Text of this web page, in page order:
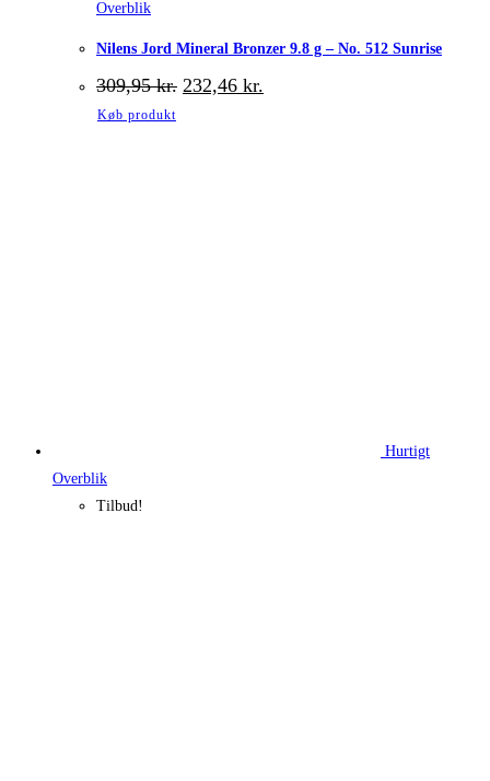
Overblik
Nilens Jord Mineral Bronzer 9.8 g – No. 512 Sunrise
309,95kr. Den
oprindelige
232,46 kr.
aktuelle
Køb produkt
Hurtigt
Overblik
Tilbud!